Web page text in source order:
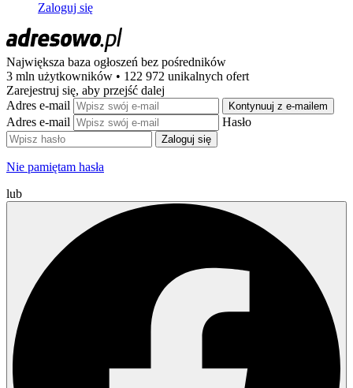
Zaloguj się
Największa baza ogłoszeń bez pośredników
3 mln użytkowników • 122 972 unikalnych ofert
Zarejestruj się, aby przejść dalej
Adres e-mail
Kontynuuj z e-mailem
Adres e-mail Hasło
Zaloguj się
Nie pamiętam hasła
lub